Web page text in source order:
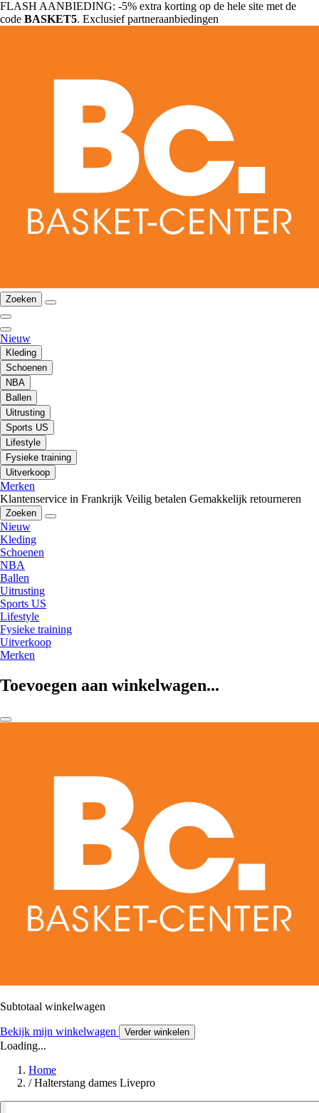
FLASH AANBIEDING: -5% extra korting op de hele site met de
code BASKET5. Exclusief partneraanbiedingen
Zoeken
Nieuw
Kleding
Schoenen
NBA
Ballen
Uitrusting
Sports US
Lifestyle
Fysieke training
Uitverkoop
Merken
Klantenservice in Frankrijk Veilig betalen Gemakkelijk retourneren
Zoeken
Nieuw
Kleding
Schoenen
NBA
Ballen
Uitrusting
Sports US
Lifestyle
Fysieke training
Uitverkoop
Merken
Toevoegen aan winkelwagen...
Subtotaal winkelwagen
Bekijk mijn winkelwagen Verder winkelen
Loading...
Home
/ Halterstang dames Livepro